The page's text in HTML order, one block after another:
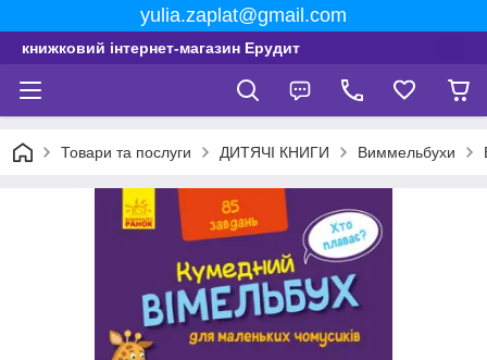
yulia.zaplat@gmail.com
книжковий інтернет-магазин Ерудит
Товари та послуги ДИТЯЧІ КНИГИ Виммельбухи